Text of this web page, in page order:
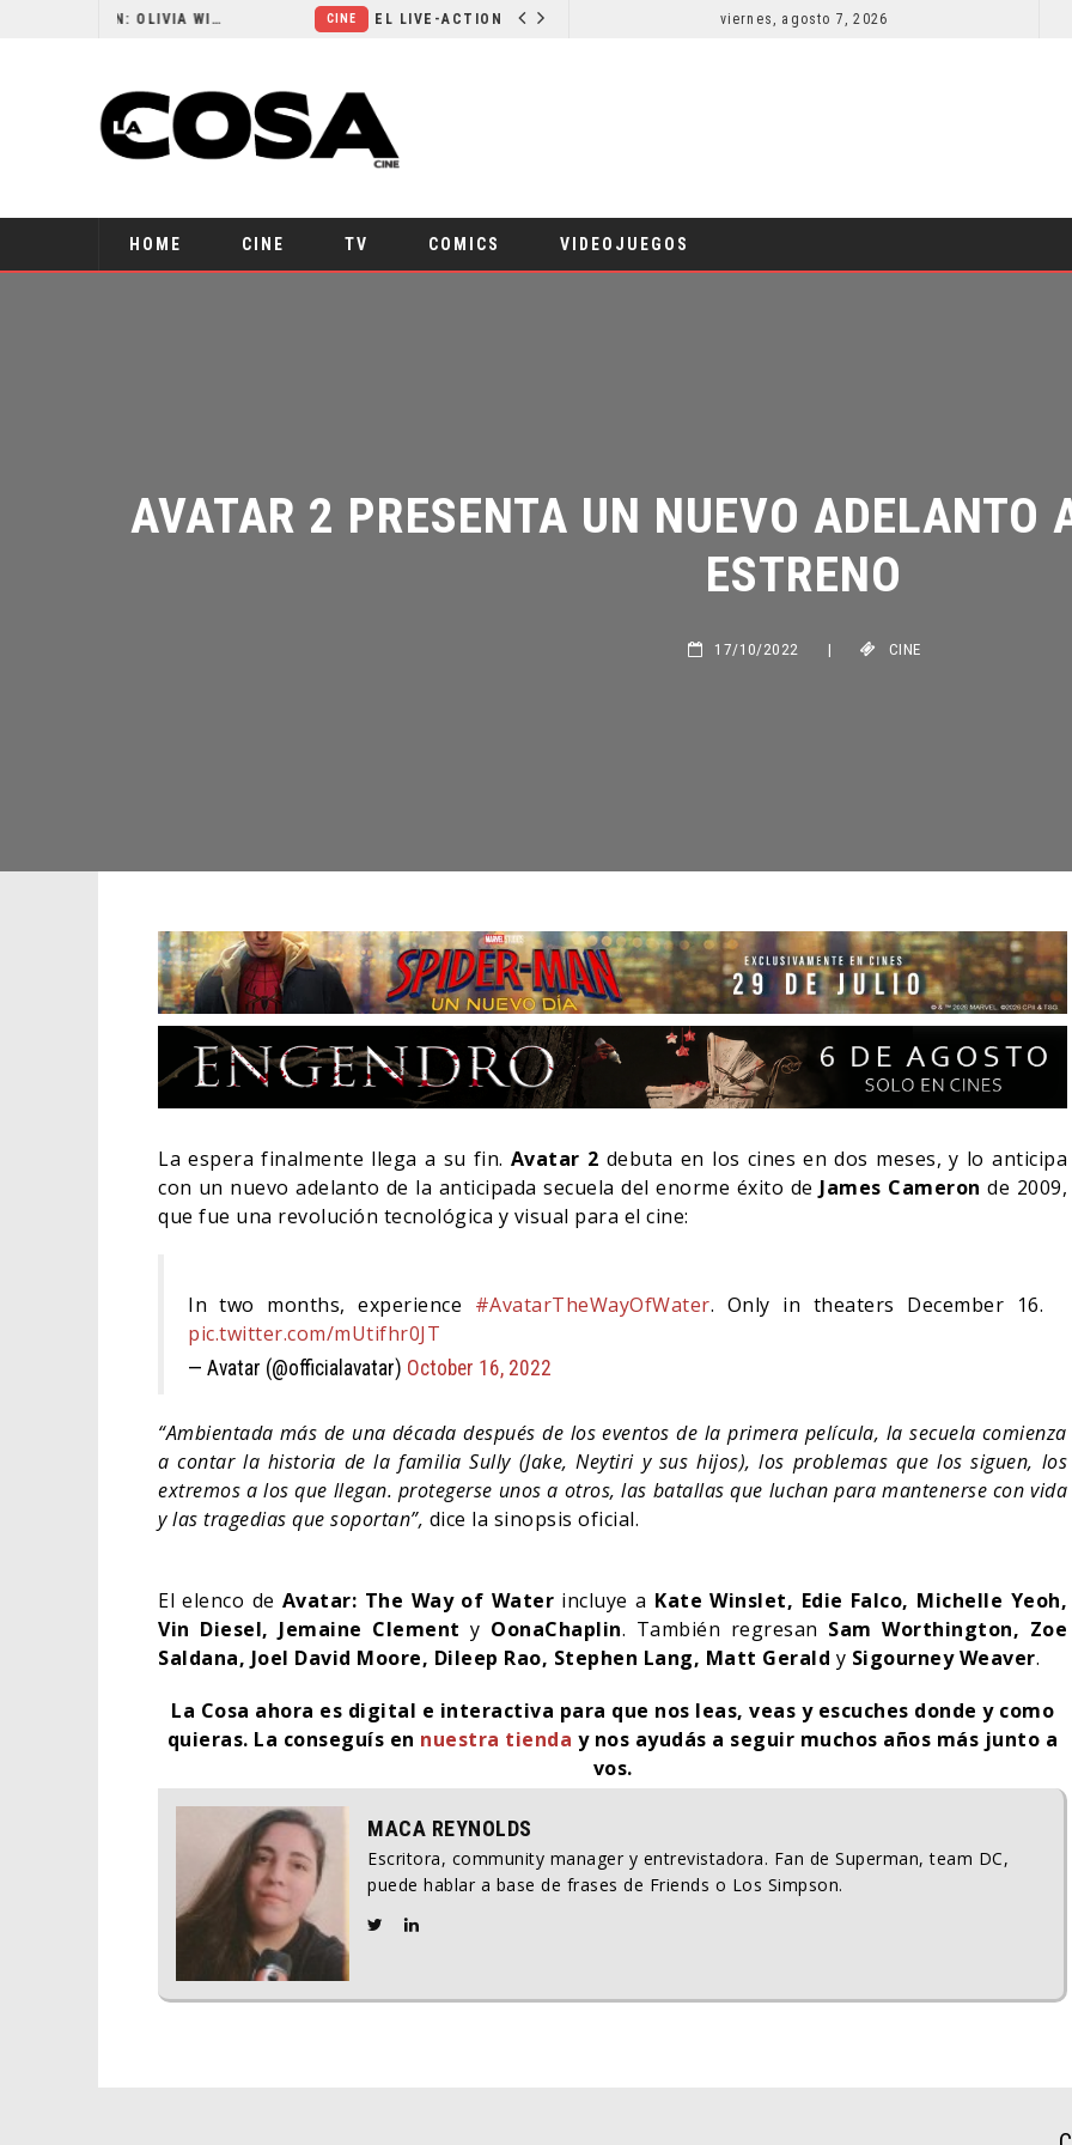
CINE EL LIVE-ACTION DE ZELDA ELIGE A SU VILLANO viernes, agosto 7, 2026
HOME CINE TV COMICS VIDEOJUEGOS
AVATAR 2 PRESENTA UN NUEVO ADELANTO A
ESTRENO
La espera finalmente llega a su fin. Avatar 2 debuta en los cines en dos meses, y lo anticipa
con un nuevo adelanto de la anticipada secuela del enorme éxito de James Cameron de 2009,
que fue una revolución tecnológica y visual para el cine:
In two months, experience #AvatarTheWayOfWater. Only in theaters December 16.
pic.twitter.com/mUtifhr0JT
— Avatar (@officialavatar) October 16, 2022
“Ambientada más de una década después de los eventos de la primera película, la secuela comienza
a contar la historia de la familia Sully (Jake, Neytiri y sus hijos), los problemas que los siguen, los
extremos a los que llegan. protegerse unos a otros, las batallas que luchan para mantenerse con vida
y las tragedias que soportan”, dice la sinopsis oficial.
El elenco de Avatar: The Way of Water incluye a Kate Winslet, Edie Falco, Michelle Yeoh,
Vin Diesel, Jemaine Clement y OonaChaplin. También regresan Sam Worthington, Zoe
Saldana, Joel David Moore, Dileep Rao, Stephen Lang, Matt Gerald y Sigourney Weaver.
La Cosa ahora es digital e interactiva para que nos leas, veas y escuches donde y como
quieras. La conseguís en nuestra tienda y nos ayudás a seguir muchos años más junto a
vos.
MACA REYNOLDS
Escritora, community manager y entrevistadora. Fan de Superman, team DC,
puede hablar a base de frases de Friends o Los Simpson.
ORLANDO BLOOM AFIRMA
HABER RECHAZADO SER
BATMAN
SPIDER-MAN: UN NUEVO
DÍA ESTÁ IMPARABLE